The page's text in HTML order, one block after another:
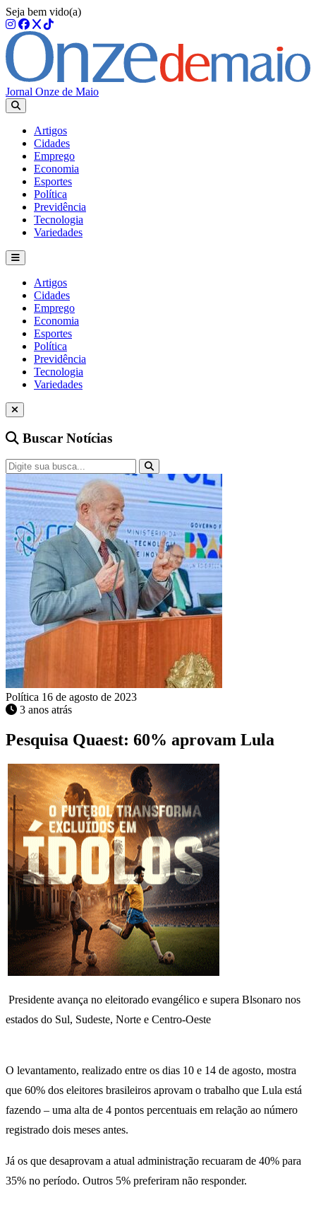
Seja bem vido(a)
Jornal Onze de Maio
Artigos
Cidades
Emprego
Economia
Esportes
Política
Previdência
Tecnologia
Variedades
Artigos
Cidades
Emprego
Economia
Esportes
Política
Previdência
Tecnologia
Variedades
Buscar Notícias
Política 16 de agosto de 2023
3 anos atrás
Pesquisa Quaest: 60% aprovam Lula
Presidente avança no eleitorado evangélico e supera Blsonaro nos
estados do Sul, Sudeste, Norte e Centro-Oeste
O levantamento, realizado entre os dias 10 e 14 de agosto, mostra
que 60% dos eleitores brasileiros aprovam o trabalho que Lula está
fazendo ‒ uma alta de 4 pontos percentuais em relação ao número
registrado dois meses antes.
Já os que desaprovam a atual administração recuaram de 40% para
35% no período. Outros 5% preferiram não responder.